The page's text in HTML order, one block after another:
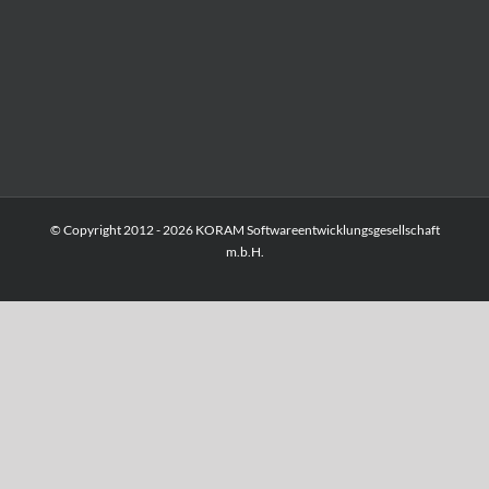
© Copyright 2012 -2026 KORAM Softwareentwicklungsgesellschaft
m.b.H.